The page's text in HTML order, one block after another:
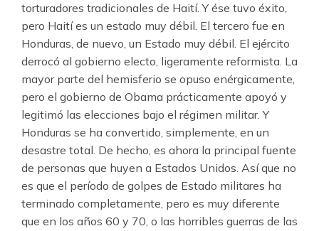
torturadores tradicionales de Haití. Y ése tuvo éxito,
pero Haití es un estado muy débil. El tercero fue en
Honduras, de nuevo, un Estado muy débil. El ejército
derrocó al gobierno electo, ligeramente reformista. La
mayor parte del hemisferio se opuso enérgicamente,
pero el gobierno de Obama prácticamente apoyó y
legitimó las elecciones bajo el régimen militar. Y
Honduras se ha convertido, simplemente, en un
desastre total. De hecho, es ahora la principal fuente
de personas que huyen a Estados Unidos. Así que no
es que el período de golpes de Estado militares ha
terminado completamente, pero es muy diferente
que en los años 60 y 70, o las horribles guerras de las